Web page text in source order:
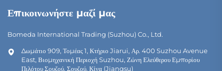
Επικοινωνήστε μαζί μας
Bomeda International Trading (Suzhou) Co., Ltd.
Δωμάτιο 909, Τομέας 1, Κτήριο Jiarui, Αρ. 400 Suzhou Avenue
East, Βιομηχανική Περιοχή Suzhou, Ζώνη Ελεύθερου Εμπορίου
Πιλότου Σουζού, Σουζού, Κίνα (Jiangsu)